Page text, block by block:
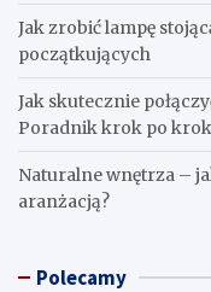
Jak zrobić lampę
początkujących
Jak skutecznie
Poradnik krok po
Naturalne wnętrza –
aranżacją?
Polecamy